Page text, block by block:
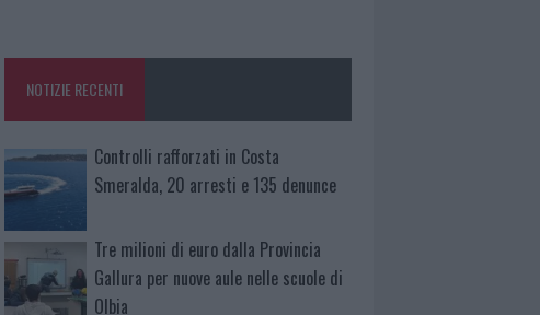
NOTIZIE RECENTI
Controlli rafforzati in Costa
Smeralda, 20 arresti e 135 denunce
Tre milioni di euro dalla Provincia
Gallura per nuove aule nelle scuole di
Olbia